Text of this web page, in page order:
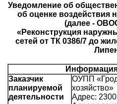
Уведомление об
об оценке воздействия
(далее -
«Реконструкция
сетей от ТК 0386/7 до
Заказчик
планируемой
деятельности
ОУПП
хозяйство»
Адрес: